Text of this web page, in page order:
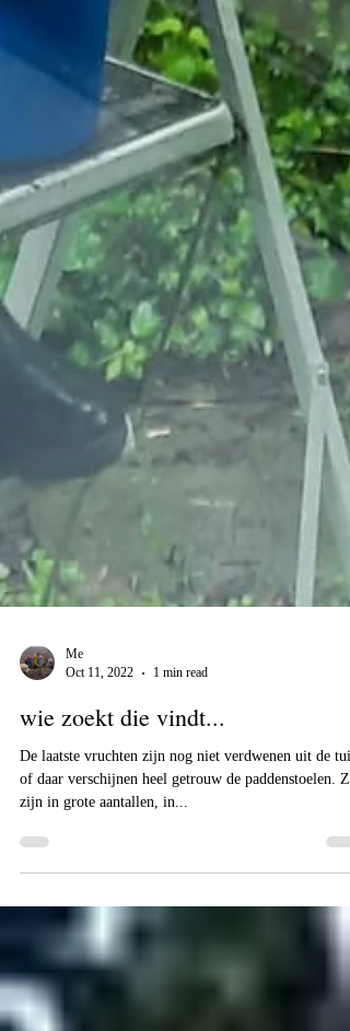
Oct 11, 2022
1 min read
wie zoekt die vindt...
De laatste vruchten zijn nog niet verdwenen uit de tuin
zijn in grote aantallen, in...